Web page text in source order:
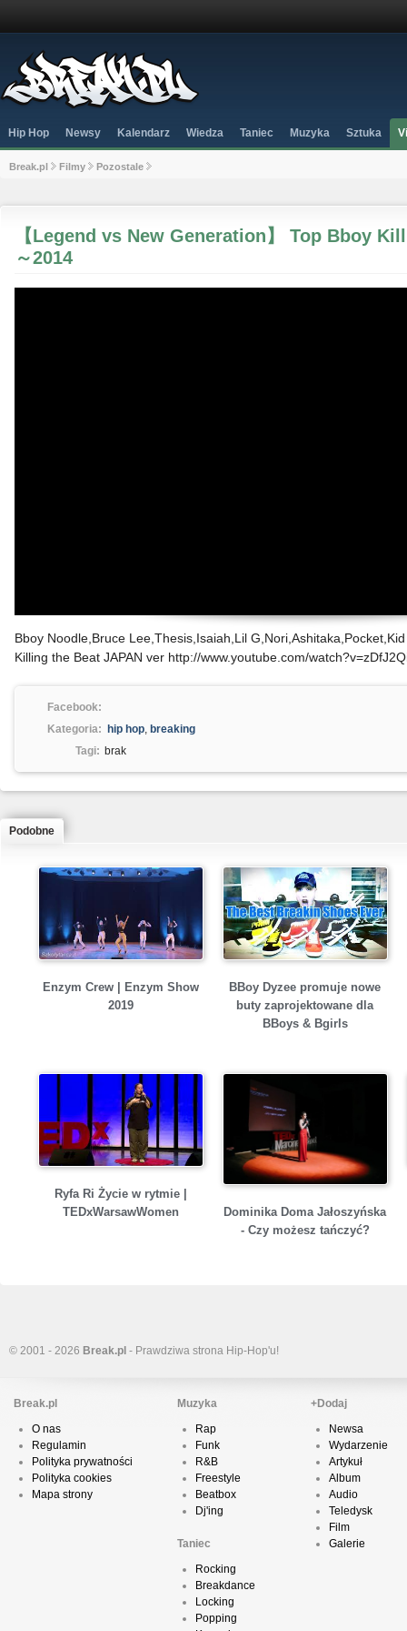
Hip Hop Newsy Kalendarz Wiedza Taniec Muzyka Sztuka
Break.pl Filmy Pozostale
【Legend vs New Generation】 Top Bboy
～2014
Bboy Noodle,Bruce Lee,Thesis,Isaiah,Lil
Killing the Beat JAPAN ver http://www.youtube.com/
Facebook:
Kategoria:
hip hop, breaking
Tagi: brak
Podobne
Enzym Crew | Enzym Show
2019
BBoy Dyzee promuje nowe
buty zaprojektowane dla
BBoys & Bgirls
Ryfa Ri Życie w rytmie |
TEDxWarsawWomen
Dominika Doma Jałoszyńska
- Czy możesz tańczyć?
© 2001 - 2026 Break.pl - Prawdziwa strona Hip-Hop'u!
Break.pl
O nas
Regulamin
Polityka prywatności
Polityka cookies
Mapa strony
Muzyka
Rap
Funk
R&B
Freestyle
Beatbox
Dj'ing
Taniec
Rocking
Breakdance
Locking
Popping
+Dodaj
Newsa
Wydarzenie
Artykuł
Album
Audio
Teledysk
Film
Galerie